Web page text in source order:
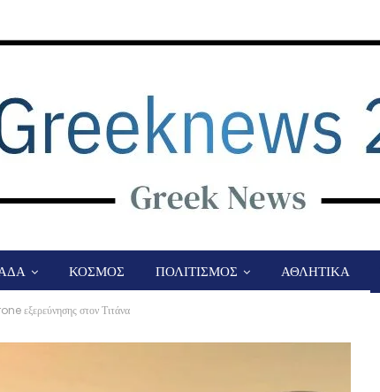
ΚΟΣΜΟΣ ΠΟΛΙΤΙΣΜΟΣ ΑΘΛΗΤΙΚΑ
εξερεύνησης στον Τιτάνα